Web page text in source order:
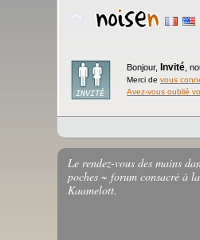
Bonjour, Invité
Merci de vous
Avez-vous oublié
Le rendez-vous des mains
poches ~ forum consacré à
Kaamelott.